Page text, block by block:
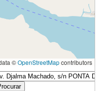
©OpenStreetMapcontributors